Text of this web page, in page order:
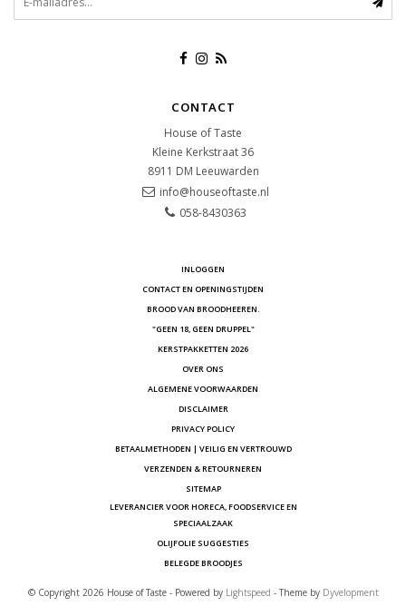
CONTACT
House of Taste
Kleine Kerkstraat 36
8911 DM Leeuwarden
info@houseoftaste.nl
058-8430363
INLOGGEN
CONTACT EN OPENINGSTIJDEN
BROOD VAN BROODHEEREN.
"GEEN 18, GEEN DRUPPEL"
KERSTPAKKETTEN 2026
OVER ONS
ALGEMENE VOORWAARDEN
DISCLAIMER
PRIVACY POLICY
BETAALMETHODEN | VEILIG EN VERTROUWD
VERZENDEN & RETOURNEREN
SITEMAP
LEVERANCIER VOOR HORECA, FOODSERVICE EN
SPECIAALZAAK
OLIJFOLIE SUGGESTIES
BELEGDE BROODJES
© Copyright 2026 House of Taste - Powered by Lightspeed - Theme by Dyvelopment